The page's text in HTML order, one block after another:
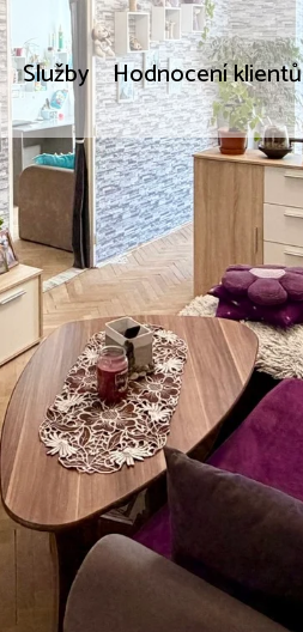
Služby Hodnocení klientů